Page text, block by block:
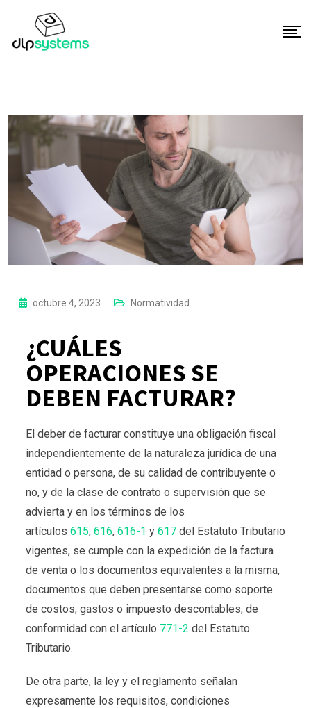
octubre 4, 2023 Normatividad
¿CUÁLES
OPERACIONES SE
DEBEN FACTURAR?
El deber de facturar constituye una obligación fiscal
independientemente de la naturaleza jurídica de una
entidad o persona, de su calidad de contribuyente o
no, y de la clase de contrato o supervisión que se
advierta y en los términos de los
artículos 615, 616, 616-1 y 617 del Estatuto Tributario
vigentes, se cumple con la expedición de la factura
de venta o los documentos equivalentes a la misma,
documentos que deben presentarse como soporte
de costos, gastos o impuesto descontables, de
conformidad con el artículo 771-2 del Estatuto
Tributario.
De otra parte, la ley y el reglamento señalan
expresamente los requisitos, condiciones